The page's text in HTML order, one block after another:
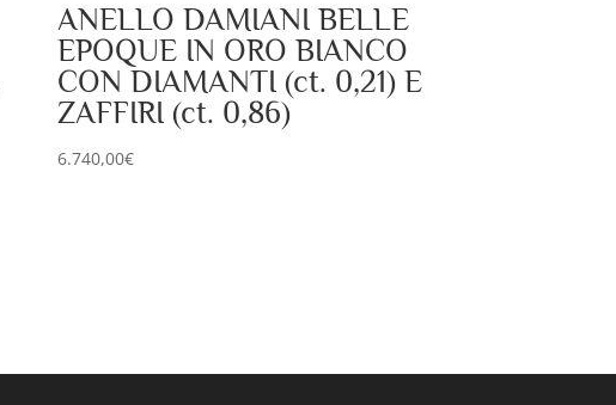
ANELLO DAMIANI BELLE
EPOQUE IN ORO BIANCO
CON DIAMANTI (ct. 0,21) E
ZAFFIRI (ct. 0,86)
6.740,00€